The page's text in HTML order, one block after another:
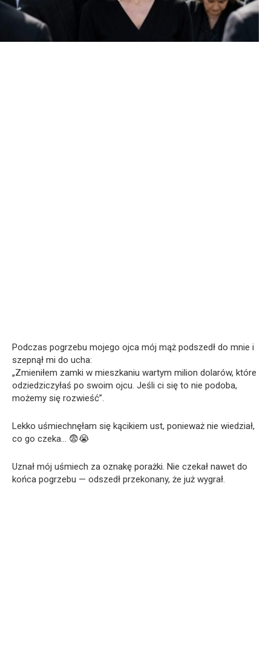
Podczas pogrzebu mojego ojca mój mąż podszedł do mnie i
szepnął mi do ucha:
„Zmieniłem zamki w mieszkaniu wartym milion dolarów, które
odziedziczyłaś po swoim ojcu. Jeśli ci się to nie podoba,
możemy się rozwieść”.
Lekko uśmiechnęłam się kącikiem ust, ponieważ nie wiedział,
co go czeka… 😨😭
Uznał mój uśmiech za oznakę porażki. Nie czekał nawet do
końca pogrzebu — odszedł przekonany, że już wygrał.